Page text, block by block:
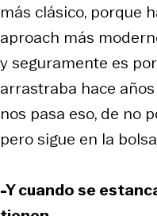
más clásico, porque
aproach más
y seguramente es
arrastraba hace
nos pasa eso, de no
pero sigue en la
-Y cuando se